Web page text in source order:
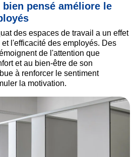
bien pensé améliore le
des espaces de travail a un effet
l'efficacité des employés. Des
de l'attention que
et au bien-être de son
à renforcer le sentiment
la motivation.